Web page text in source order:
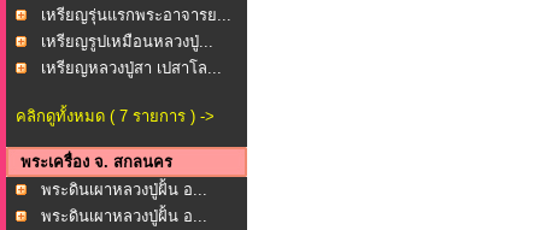
เหรียญรุ่นแรกพระอาจารย...
เหรียญรูปเหมือนหลวงปู่...
เหรียญหลวงปู่สา เปสาโล...
คลิกดูทั้งหมด ( 7 รายการ ) ->
พระเครื่อง จ. สกลนคร
พระดินเผาหลวงปู่ฝั้น อ...
พระดินเผาหลวงปู่ฝั้น อ...